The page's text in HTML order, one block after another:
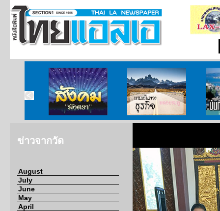
สังคมมังตรา บนเส้นทางธุรกิจ บั
ข่าวจากวัด
August
July
June
May
April